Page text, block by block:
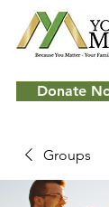
Donate
Groups